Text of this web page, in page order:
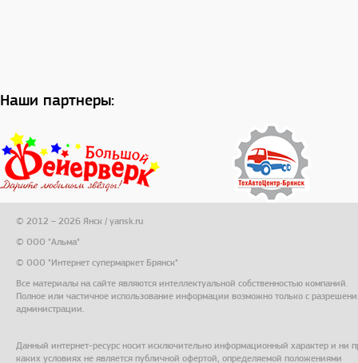
Наши партнеры:
© 2012 – 2026 Янск / yansk.ru
© ООО "Альма"
© ООО "Интернет супермаркет Брянск"
Все материалы на сайте являются интеллектуальной собственностью компаний.
Полное или частичное использование информации возможно только с
администрации.
Данный интернет-ресурс носит исключительно информационный характер и ни
каких условиях не является публичной офертой, определяемой положениями